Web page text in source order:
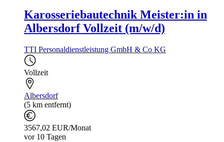
Karosseriebautechnik Meister:in in
Albersdorf Vollzeit (m/w/d)
TTI Personaldienstleistung GmbH & Co KG
Vollzeit
Albersdorf
(5 km entfernt)
3567,02 EUR/Monat
vor 10 Tagen